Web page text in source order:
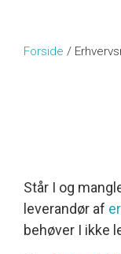
Forside /
Står I og
leverandør af
behøver I ikke